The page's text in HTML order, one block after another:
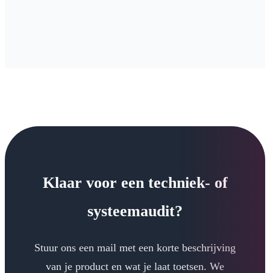
Klaar voor een techniek- of
systeemaudit?
Stuur ons een mail met een korte beschrijving
van je product en wat je laat toetsen. We